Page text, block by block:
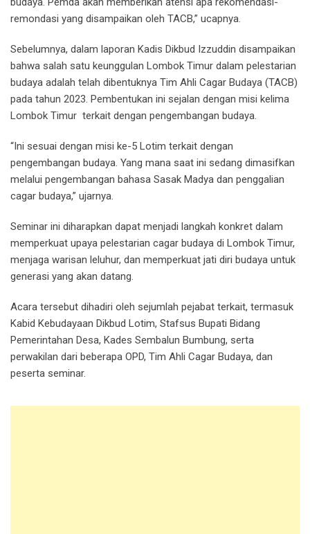
remondasi yang disampaikan oleh TACB,” ucapnya.
Sebelumnya, dalam laporan Kadis Dikbud Izzuddin disampaikan
bahwa salah satu keunggulan Lombok Timur dalam pelestarian
budaya adalah telah dibentuknya Tim Ahli Cagar Budaya (TACB)
pada tahun 2023. Pembentukan ini sejalan dengan misi kelima
Lombok Timur terkait dengan pengembangan budaya.
“Ini sesuai dengan misi ke-5 Lotim terkait dengan
pengembangan budaya. Yang mana saat ini sedang dimasifkan
melalui pengembangan bahasa Sasak Madya dan penggalian
cagar budaya,” ujarnya.
Seminar ini diharapkan dapat menjadi langkah konkret dalam
memperkuat upaya pelestarian cagar budaya di Lombok Timur,
menjaga warisan leluhur, dan memperkuat jati diri budaya untuk
generasi yang akan datang.
Acara tersebut dihadiri oleh sejumlah pejabat terkait, termasuk
Kabid Kebudayaan Dikbud Lotim, Stafsus Bupati Bidang
Pemerintahan Desa, Kades Sembalun Bumbung, serta
perwakilan dari beberapa OPD, Tim Ahli Cagar Budaya, dan
peserta seminar.